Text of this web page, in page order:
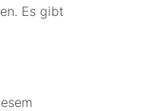
Es gibt